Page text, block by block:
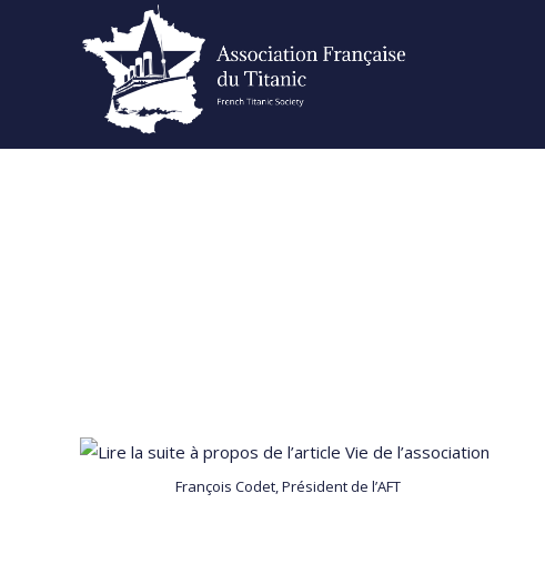
François Codet, Président de l’AFT